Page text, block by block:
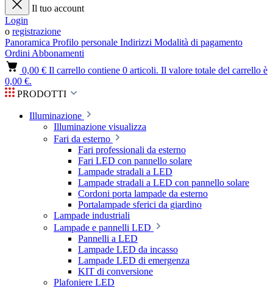
Il tuo account
Login
o registrazione
Panoramica Profilo personale Indirizzi Modalità di pagamento
Ordini Abbonamenti
0,00 € Il carrello contiene 0 articoli. Il valore totale del carrello è
0,00 €.
PRODOTTI
Illuminazione
Illuminazione visualizza
Fari da esterno
Fari professionali da esterno
Fari LED con pannello solare
Lampade stradali a LED
Lampade stradali a LED con pannello solare
Cordoni porta lampade da esterno
Portalampade sferici da giardino
Lampade industriali
Lampade e pannelli LED
Pannelli a LED
Lampade LED da incasso
Lampade LED di emergenza
KIT di conversione
Plafoniere LED